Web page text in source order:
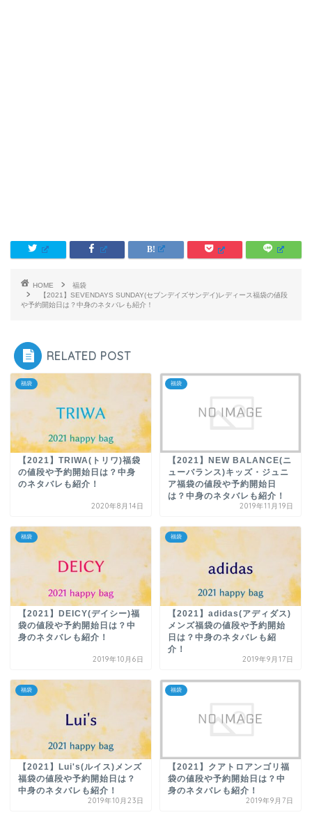
HOME
福袋
【2021】SEVENDAYS SUNDAY(セブンデイズサンデイ)レディース福袋の値段
や予約開始日は？中身のネタバレも紹介！
RELATED POST
福袋
【2021】TRIWA(トリワ)福袋
の値段や予約開始日は？中身
のネタバレも紹介！
2020年8月14日
福袋
【2021】NEW BALANCE(ニ
ューバランス)キッズ・ジュニ
ア福袋の値段や予約開始日
は？中身のネタバレも紹介！
2019年11月19日
福袋
【2021】DEICY(デイシー)福
袋の値段や予約開始日は？中
身のネタバレも紹介！
2019年10月6日
福袋
【2021】adidas(アディダス)
メンズ福袋の値段や予約開始
日は？中身のネタバレも紹
介！
2019年9月17日
福袋
【2021】Lui's(ルイス)メンズ
福袋の値段や予約開始日は？
中身のネタバレも紹介！
2019年10月23日
福袋
【2021】クアトロアンゴリ福
袋の値段や予約開始日は？中
身のネタバレも紹介！
2019年9月7日